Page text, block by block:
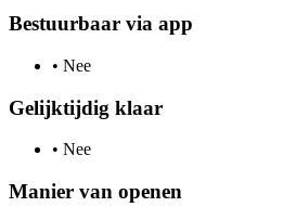
Bestuurbaar via app
• Nee
Gelijktijdig klaar
• Nee
Manier van openen